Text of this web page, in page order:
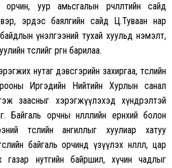
уур амьсгалын өөрчлөлтийн сайд
эрдэс баялгийн сайд Ц.Туваан нар
байдлын үнэлгээний тухай хуульд нэмэлт,
төслийг өргөн барилаа.
нутаг дэвсгэрийн захиргаа, төслийн
Иргэдийн Нийтийн Хурлын санал
заасныг хэрэгжүүлэхэд хүндрэлтэй
Байгаль орчны нөлөөллийн ерөнхий болон
төслийн ангиллыг хуулиар хатуу
байгаль орчинд үзүүлэх нөлөөлөл, цар
газар нутгийн байршил, хүчин чадлыг